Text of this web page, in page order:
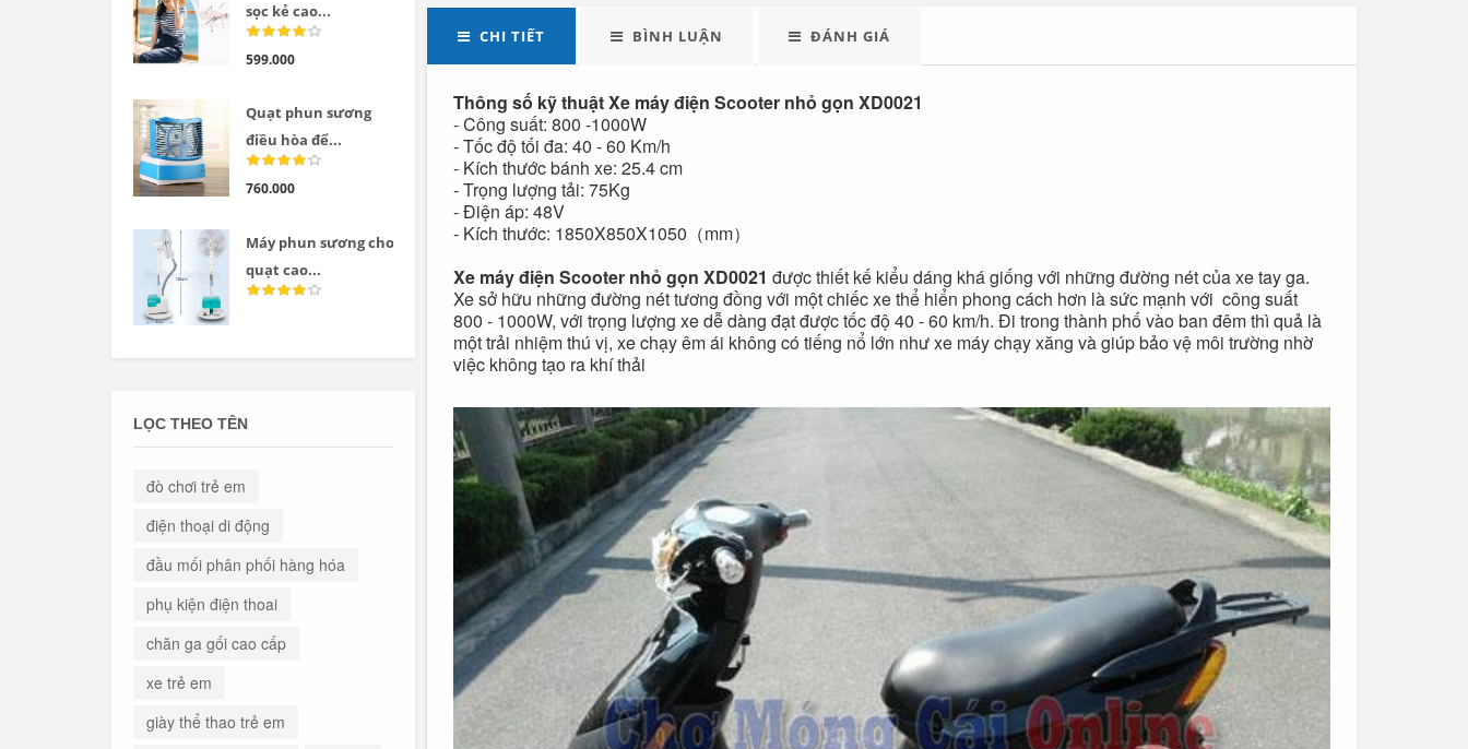
CHI TIẾT BÌNH LUẬN ĐÁNH GIÁ
Thông số kỹ thuật Xe máy điện Scooter nhỏ gọn XD0021
- Công suất: 800 -1000W
- Tốc độ tối đa: 40 - 60 Km/h
- Kích thước bánh xe: 25.4 cm
- Trọng lượng tải: 75Kg
- Điện áp: 48V
- Kích thước: 1850X850X1050（mm）
Xe máy điện Scooter nhỏ gọn XD0021 được thiết kế kiểu dáng khá giống với những đường nét của xe tay ga.
Xe sở hữu những đường nét tương đồng với một chiếc xe thể hiển phong cách hơn là sức mạnh với công suất
800 - 1000W, với trọng lượng xe dễ dàng đạt được tốc độ 40 - 60 km/h. Đi trong thành phố vào ban đêm thì quả là
một trải nhiệm thú vị, xe chạy êm ái không có tiếng nổ lớn như xe máy chạy xăng và giúp bảo vệ môi trường nhờ
việc không tạo ra khí thải
sọc kẻ cao...
599.000
Quạt phun sương
điều hòa để...
760.000
Máy phun sương cho
quạt cao...
năng...
Đèn tích điện xách
tay cao cấp...
Đèn tích điện cao
cấp KM 792C
Máy xay sinh tố đa
nghiệp Centron
LỌC THEO TÊN
đò chơi trẻ em
điện thoại di động
đầu mối phân phối hàng hóa
phụ kiện điện thoai
chăn ga gối cao cấp
xe trẻ em
giày thể thao trẻ em